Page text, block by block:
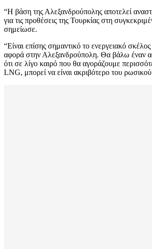
“H βάση της Αλεξανδρούπολης αποτελεί
για τις προθέσεις της Τουρκίας στη
σημείωσε.
“Είναι επίσης σημαντικό το ενεργειακό
αφορά στην Αλεξανδρούπολη. Θα βάλω έναν
ότι σε λίγο καιρό που θα αγοράζουμε
LNG, μπορεί να είναι ακριβότερο του